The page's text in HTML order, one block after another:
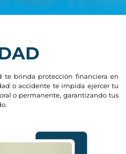
te brinda protección financiera en
o accidente te impida ejercer tu
o permanente, garantizando tus